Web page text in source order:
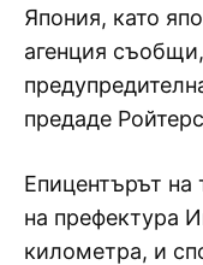
Япония, като
агенция
предаде
Епицентърът на
на префектура
километра, и